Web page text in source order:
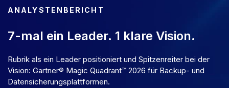
ANALYSTENBERICHT
7-mal ein Leader. 1 klare Vision.
Rubrik als ein Leader positioniert und Spitzenreiter bei der
Vision: Gartner® Magic Quadrant™ 2026 für Backup- und
Datensicherungsplattformen.